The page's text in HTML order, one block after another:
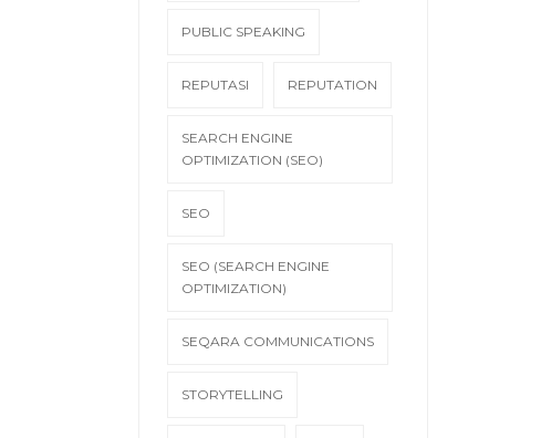
PUBLIC SPEAKING
REPUTASI REPUTATION
SEARCH ENGINE
OPTIMIZATION (SEO)
SEO
SEO (SEARCH ENGINE
OPTIMIZATION)
SEQARA COMMUNICATIONS
STORYTELLING